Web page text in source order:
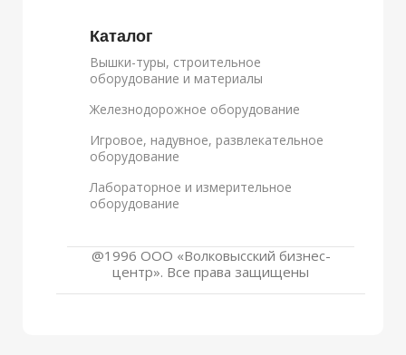
Каталог
Вышки-туры, строительное
оборудование и материалы
Железнодорожное оборудование
Игровое, надувное, развлекательное
оборудование
Лабораторное и измерительное
оборудование
@1996 ООО «Волковысский бизнес-
центр». Все права защищены